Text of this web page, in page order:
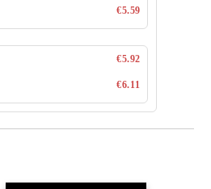
€5.59
€5.92
€6.11